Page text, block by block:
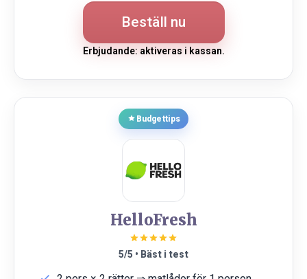
Beställ nu
Erbjudande: aktiveras i kassan.
Budgettips
HelloFresh
5/5 • Bäst i test